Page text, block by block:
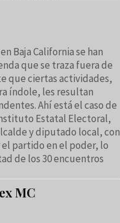
Baja California se han
que se traza fuera de
que ciertas actividades,
índole, les resultan
Ahí está el caso de
Estatal Electoral,
y diputado local, con
partido en el poder, lo
de los 30 encuentros
MC